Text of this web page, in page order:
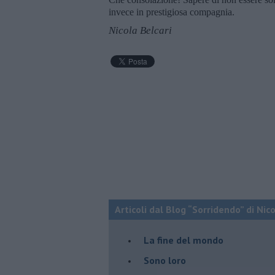
invece in prestigiosa compagnia.
Nicola Belcari
Articoli dal Blog “Sorridendo” di
La fine del mondo
Sono loro